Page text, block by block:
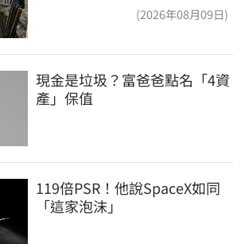
(2026年08月09日)
現金是垃圾？富爸爸點名「4資
產」保值
119倍PSR！他說SpaceX如同
「這家泡沫」